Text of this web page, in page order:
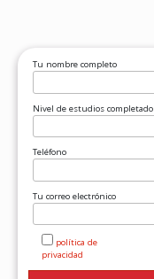
Tu nombre completo
Nivel de estudios completado
Teléfono
Tu correo electrónico
política de
privacidad